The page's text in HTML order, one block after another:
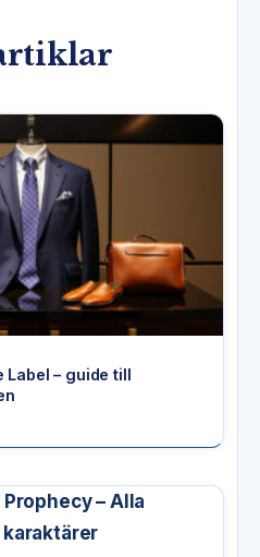
Label – guide till